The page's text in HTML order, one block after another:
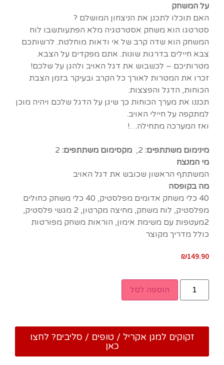
על המשחק
האם תוכלו לתכנן את הניצחון המושלם ?
סטרטגו הוא משחק אסטרטגיה מלא הפתעותשבו לוח
המשחק הוא שדה קרב של אי ודאות מוחלטת. לרשותכם
צבא חיילים בדרגות שונות. אתם מפקדים על הצבא.
מטרותיכם – לכשבוש את דגל האויב ולהגן על שלכם!
זכרו את המטרות לאורך כל הקרב ובעיקר בזמן הצבת
הכוחות, הדגל והפצצות.
תכננו את מערך הכוחות כך שיגן על הדגל שלכם ויהיה מוכן
למתקפה על חיילי האויב.
ואז המערכה מתחילה…!
מינימום משתתפים: מקסימום משתתפים:
מי המנצח
המשתתף הראשון שכובש את דגל האויב
מה בקופסה
40 כלי משחק אדומים מפלסטיק, 40 כלי משחק כחולים
מפלסטיק, לוח משחק, מחיצה מקרטון, 2 מגשי פלסטיק,
2מעטפות עם משימת אימון, הוראות משחק מפורטות
כולל מדריך מקוצר
₪149.90
הוספה לסל
זקוקים למגן אקריל / טופים / סליבים? לחצו
כאן